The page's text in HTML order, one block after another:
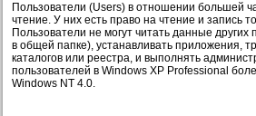
Пользователи (Users) в отношении большей
чтение. У них есть право на чтение и запись
Пользователи не могут читать данные
в общей папке), устанавливать приложения,
каталогов или реестра, и выполнять
пользователей в Windows XP Professional
Windows NT 4.0.